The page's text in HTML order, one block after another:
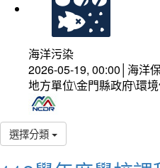
海洋污染
2026-05-19, 00:00│海洋
地方單位\金門縣政府\環
選擇分類